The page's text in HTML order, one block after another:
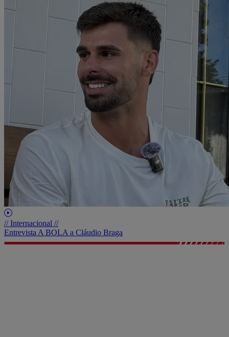
// Internacional //
Entrevista A BOLA a Cláudio Braga